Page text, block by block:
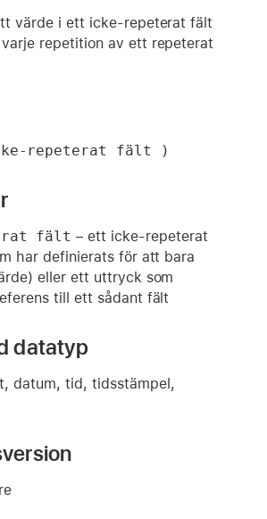
värde i ett icke-repeterat fält
repetition av ett repeterat
repeterat fält )
fält – ett icke-repeterat
har definierats för att bara
eller ett uttryck som
till ett sådant fält
datatyp
datum, tid, tidsstämpel,